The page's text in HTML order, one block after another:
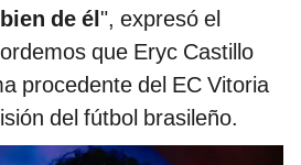
de él", expresó el
que Eryc Castillo
procedente del EC Vitoria
del fútbol brasileño.